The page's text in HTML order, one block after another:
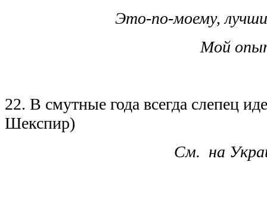
Это-по-моему,
Мой
22. В смутные года всегда слепец
Шекспир)
См. на